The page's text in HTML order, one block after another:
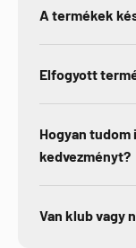
A termékek
Elfogyott
Hogyan tudom
kedvezményt?
Van klub vagy